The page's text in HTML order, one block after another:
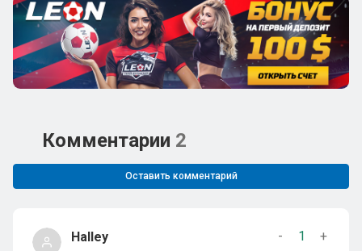
Комментарии 2
Оставить комментарий
Halley - 1
+